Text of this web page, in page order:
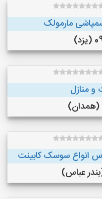
مارمولک
و منازل
انواع سوسک کابینت